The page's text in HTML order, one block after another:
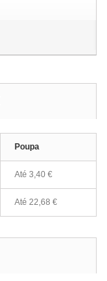
Poupa
Até 3,40 €
Até 22,68 €